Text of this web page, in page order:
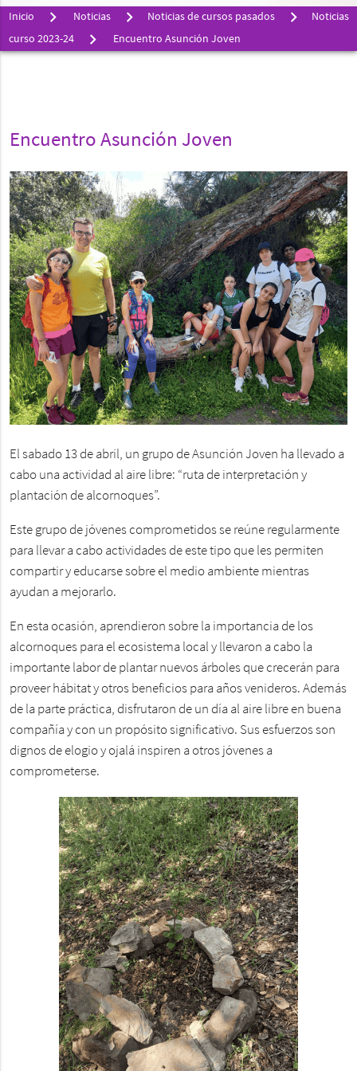
Inicio Noticias Noticias de cursos pasados
Noticias
curso 2023-24
Encuentro Asunción Joven
Encuentro Asunción Joven
El sabado 13 de abril, un grupo de Asunción Joven ha llevado a
cabo una actividad al aire libre: “ruta de interpretación y
plantación de alcornoques”.
Este grupo de jóvenes comprometidos se reúne regularmente
para llevar a cabo actividades de este tipo que les permiten
compartir y educarse sobre el medio ambiente mientras
ayudan a mejorarlo.
En esta ocasión, aprendieron sobre la importancia de los
alcornoques para el ecosistema local y llevaron a cabo la
importante labor de plantar nuevos árboles que crecerán para
proveer hábitat y otros beneficios para años venideros. Además
de la parte práctica, disfrutaron de un día al aire libre en buena
compañía y con un propósito significativo. Sus esfuerzos son
dignos de elogio y ojalá inspiren a otros jóvenes a
comprometerse.